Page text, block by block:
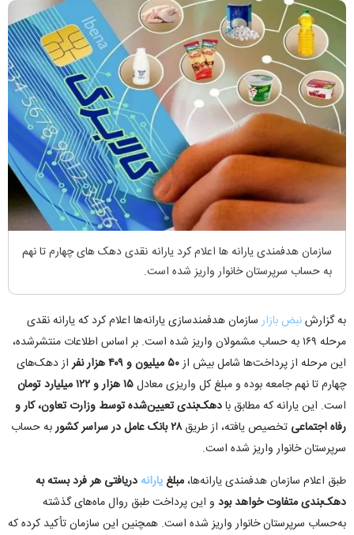
سازمان هدفمندی یارانه ها اعلام کرد یارانه نقدی دهک های چهارم تا نهم
به حساب سرپرستان خانوار واریز شده است.
به گزارشنبض بازارسازمان هدفمندسازی یارانه‌ها اعلام کرد که یارانه نقدی
مرحله ۱۶۹به حساب مشمولان واریز شده است. بر اساس اطلاعات منتشرشده،
این مرحله از پرداخت‌ها شامل بیش از۵۰میلیون و۴۰۹هزار نفراز دهک‌های
چهارم تا نهم جامعه بوده و مبلغ کل واریزی معادل۱۵هزار و۱۲۲میلیارد تومان
است. این یارانه که مطابق بادهک‌بندی تعیین‌شده توسط وزارت تعاون، کار و
رفاه اجتماعی تخصیص یافته، از طریق۲۸بانک عامل در سراسر کشوربه حساب
سرپرستان خانوار واریز شده است.
طبق اعلام سازمان هدفمندی یارانه‌ها،مبلغیارانه دریافتی هر فرد بسته به
دهک‌بندی متفاوت خواهد بود و این پرداخت طبق روال ماه‌های گذشته
به‌حساب سرپرستان خانوار واریز شده است. همچنین این سازمان تأکید کرده که